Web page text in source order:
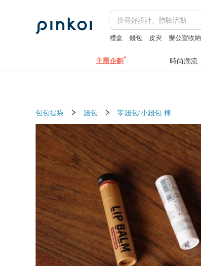
禮盒 錢包 皮夾 辦公室收納
主題企劃 時尚潮流
包包提袋 錢包 零錢包/小錢包 棉